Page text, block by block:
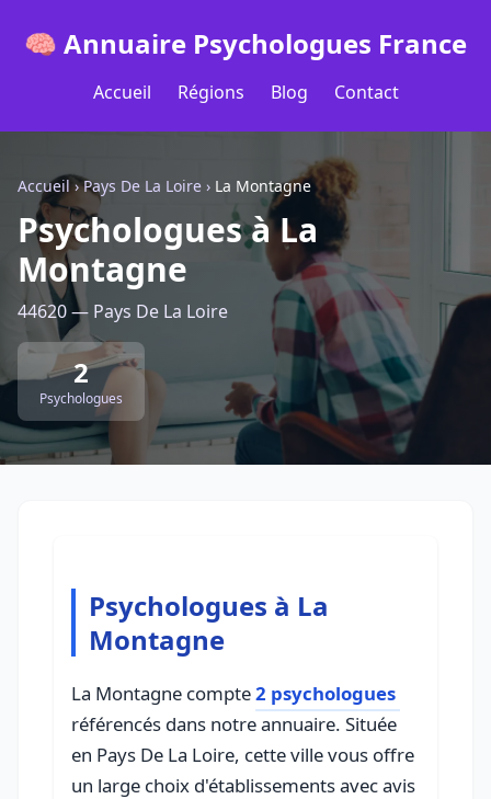
🧠 Annuaire Psychologues France
Accueil Régions Blog Contact
Accueil ›Pays De La Loire › La Montagne
Psychologues à La
Montagne
44620 — Pays De La Loire
2
Psychologues
Psychologues à La
Montagne
La Montagne compte2 psychologues
référencés dans notre annuaire. Située
en Pays De La Loire, cette ville vous offre
un large choix d'établissements avec avis